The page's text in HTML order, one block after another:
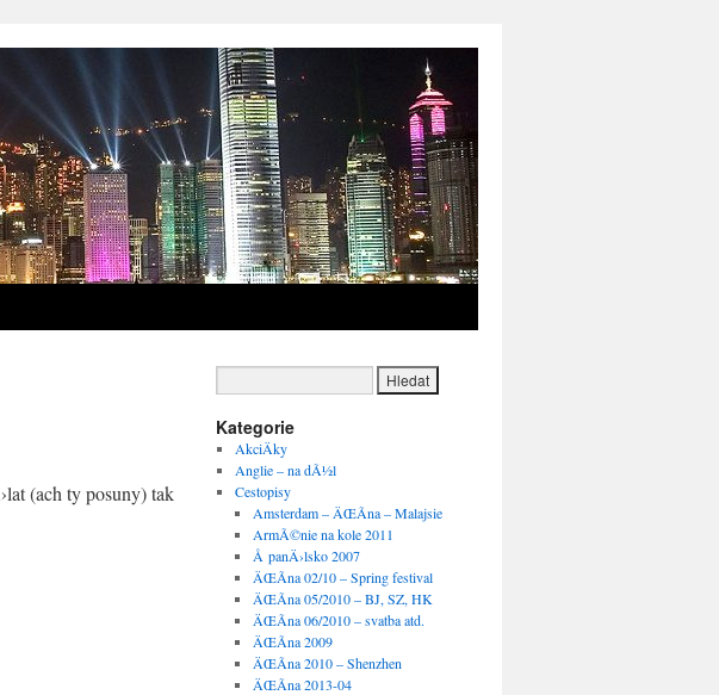
(ach ty posuny) tak
Kategorie
AkciÄky
Anglie – na dÃ½l
Cestopisy
Amsterdam – ÄŒÃ­na – Malajsie
ArmÃ©nie na kole 2011
Å panÄ›lsko 2007
ÄŒÃ­na 02/10 – Spring festival
ÄŒÃ­na 05/2010 – BJ, SZ, HK
ÄŒÃ­na 06/2010 – svatba atd.
ÄŒÃ­na 2009
ÄŒÃ­na 2010 – Shenzhen
ÄŒÃ­na 2013-04